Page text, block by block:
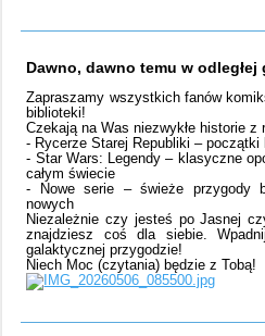
Dawno, dawno temu w odległej
Zapraszamy wszystkich fanów
biblioteki!
Czekają na Was niezwykłe historie z
- Rycerze Starej Republiki –
- Star Wars: Legendy – klasyczne
całym świecie
- Nowe serie – świeże przygody
nowych
Niezależnie czy jesteś po Jasnej
znajdziesz coś dla siebie.
galaktycznej przygodzie!
Niech Moc (czytania) będzie z Tobą!